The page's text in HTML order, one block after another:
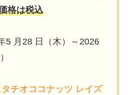
格は税込
5 月28 日（木）～2026
タチオココナッツ レイズ